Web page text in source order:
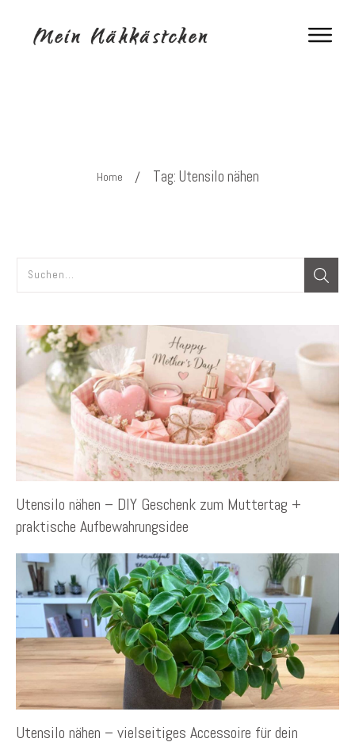
Home / Tag: Utensilo nähen
Utensilo nähen – DIY Geschenk zum Muttertag +
praktische Aufbewahrungsidee
Utensilo nähen – vielseitiges Accessoire für dein